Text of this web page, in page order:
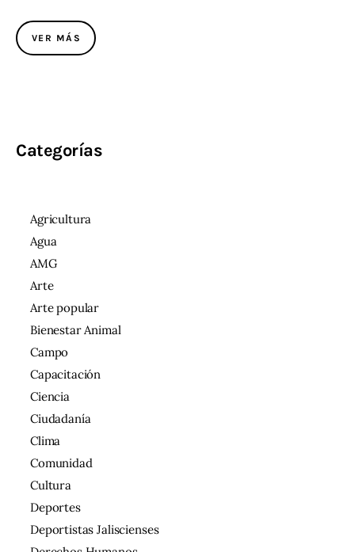
VER MÁS
Categorías
Agricultura
Agua
AMG
Arte
Arte popular
Bienestar Animal
Campo
Capacitación
Ciencia
Ciudadanía
Clima
Comunidad
Cultura
Deportes
Deportistas Jaliscienses